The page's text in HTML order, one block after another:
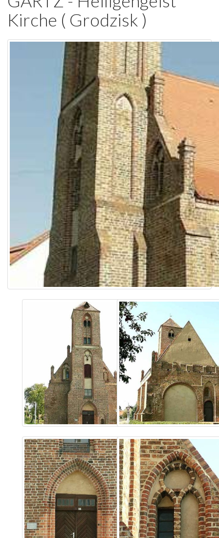
wpis
Kirche ( Grodzisk )